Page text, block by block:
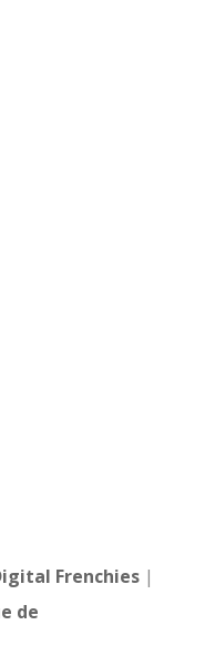
Frenchies|
de